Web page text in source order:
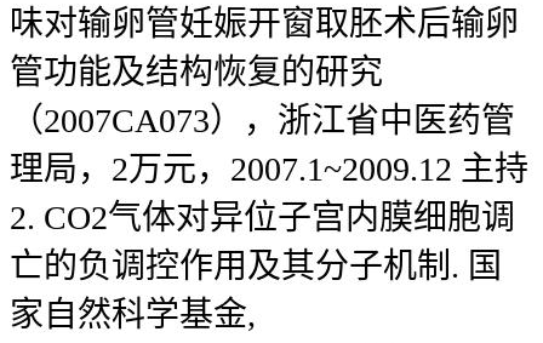
味对输卵管妊娠开窗取胚术后输卵
管功能及结构恢复的研究
（2007CA073），浙江省中医药管
理局，2万元，2007.1~2009.12 主持
2. CO2气体对异位子宫内膜细胞调
亡的负调控作用及其分子机制. 国
家自然科学基金,